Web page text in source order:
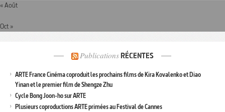
« Août
Oct »
Publications RÉCENTES
ARTE France Cinéma coproduit les prochains films de Kira Kovalenko et Diao
Yinan et le premier film de Shengze Zhu
Cycle Bong Joon-ho sur ARTE
Plusieurs coproductions ARTE primées au Festival de Cannes